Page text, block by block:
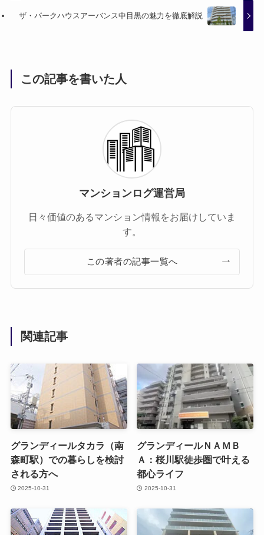
ザ・パークハウスアーバンス中目黒の魅力を徹底解説
この記事を書いた人
マンションログ運営局
日々価値のあるマンション情報をお届けしていま
す。
この著者の記事一覧へ
関連記事
グランディールタカラ（南
森町駅）での暮らしを検討
される方へ
2025-10-31
グランディールＮＡＭＢ
Ａ：桜川駅徒歩圏で叶える
都心ライフ
2025-10-31